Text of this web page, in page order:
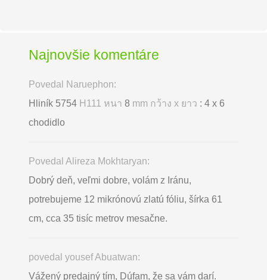
Najnovšie komentáre
Povedal Naruephon:
Hliník 5754 H111 หนา 8 mm กว้าง x ยาว : 4 x 6
chodidlo
Povedal Alireza Mokhtaryan:
Dobrý deň, veľmi dobre, volám z Iránu,
potrebujeme 12 mikrónovú zlatú fóliu, šírka 61
cm, cca 35 tisíc metrov mesačne.
povedal yousef Abuatwan:
Vážený predajný tím, Dúfam, že sa vám darí.